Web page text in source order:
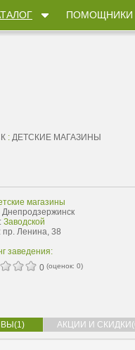
ПОМОЩНИКИ
: ДЕТСКИЕ МАГАЗИНЫ
магазины
Днепродзержинск
Заводской
пр. Ленина, 38
заведения:
0 (оценок: 0)
АКЦИИ И